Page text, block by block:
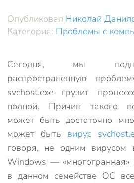
Опубликовал Николай
Категория: Проблемы с
Сегодня, мы
распространенную
svchost.exe грузит
полной. Причин такого
может быть достаточно
может быть вирус
говоря, не одним вирусом
Windows — «многогранная»
в данном семействе ОС